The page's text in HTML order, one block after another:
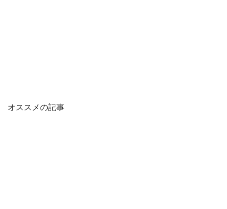
オススメの記事